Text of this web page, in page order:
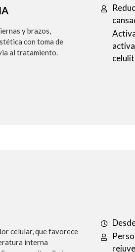
y brazos,
con toma de
al tratamiento.
celular, que favorece
interna